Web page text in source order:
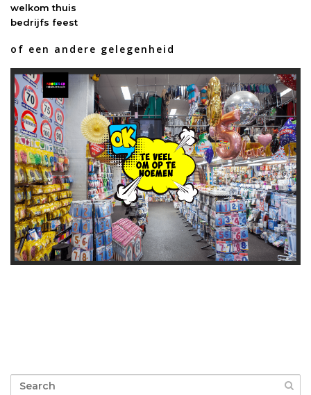
welkom thuis
bedrijfs feest
of een andere gelegenheid